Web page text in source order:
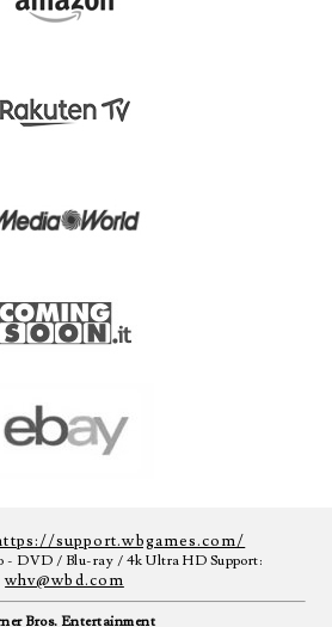
support.wbgames.com/
- DVD / Blu-ray / 4k Ultra HD Support:
whv@wbd.com
Bros. Entertainment